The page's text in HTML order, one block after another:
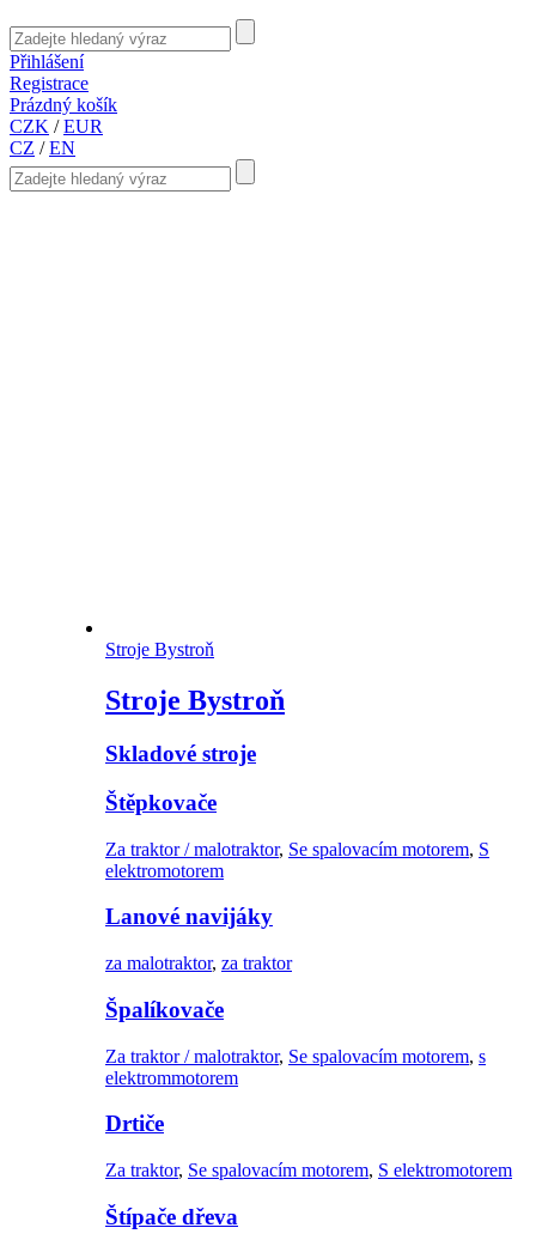
Přihlášení
Registrace
Prázdný košík
CZK /EUR
CZ /EN
Stroje Bystroň
Stroje Bystroň
Skladové stroje
Štěpkovače
Za traktor / malotraktor, Se spalovacím motorem, S
elektromotorem
Lanové navijáky
za malotraktor, za traktor
Špalíkovače
Za traktor / malotraktor, Se spalovacím motorem, s
elektrommotorem
Drtiče
Za traktor, Se spalovacím motorem, S elektromotorem
Štípače dřeva